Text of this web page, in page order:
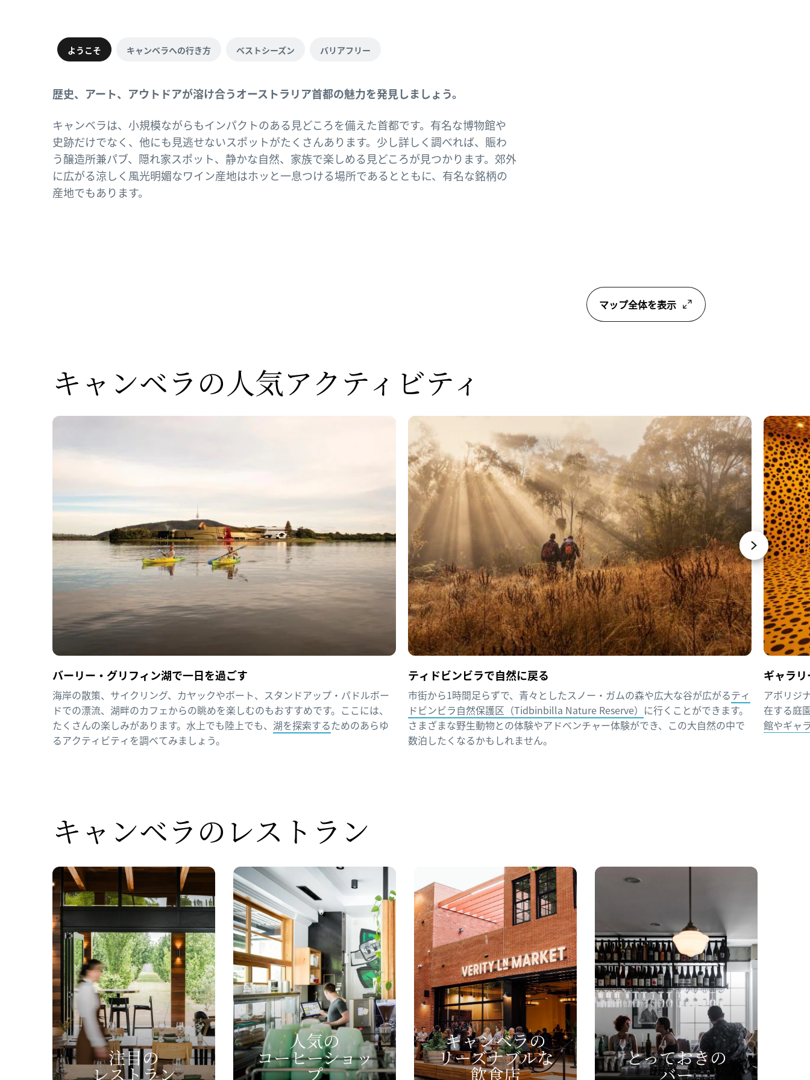
ようこそ キャンベラへの行き方 ベストシーズン バリアフリー
歴史、アート、アウトドアが溶け合うオーストラリア首都の魅力を発見しましょう。
キャンベラは、小規模ながらもインパクトのある見どころを備えた首都です。有名な博物館や
史跡だけでなく、他にも見逃せないスポットがたくさんあります。少し詳しく調べれば、賑わ
う醸造所兼パブ、隠れ家スポット、静かな自然、家族で楽しめる見どころが見つかります。郊外
に広がる涼しく風光明媚なワイン産地はホッと一息つける場所であるとともに、有名な銘柄の
産地でもあります。
マップ全体を表示
キャンベラの人気アクティビティ
バーリー・グリフィン湖で一日を過ごす
海岸の散策、サイクリング、カヤックやボート、スタンドアップ・パドルボー
ドでの漂流、湖畔のカフェからの眺めを楽しむのもおすすめです。ここには、
たくさんの楽しみがあります。水上でも陸上でも、 湖を探索するためのあらゆ
るアクティビティを調べてみましょう。
ティドビンビラで自然に戻る
市街から1時間足らずで、青々としたスノー・ガムの森や広大な谷が広がるティ
ドビンビラ自然保護区（Tidbinbilla Nature Reserve） に行くことができます。
さまざまな野生動物との体験やアドベンチャー体験ができ、この大自然の中で
数泊したくなるかもしれません。
ギャラ
アボリジ
在する庭
館やギャ
キャンベラの ​レストラン
注目の
レストラン
人気の
コーヒーショッ
プ
キャンベラの
リーズナブルな​
飲食店
とって​おきの​
バー